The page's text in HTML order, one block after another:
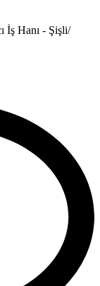
İş Hanı - Şişli/